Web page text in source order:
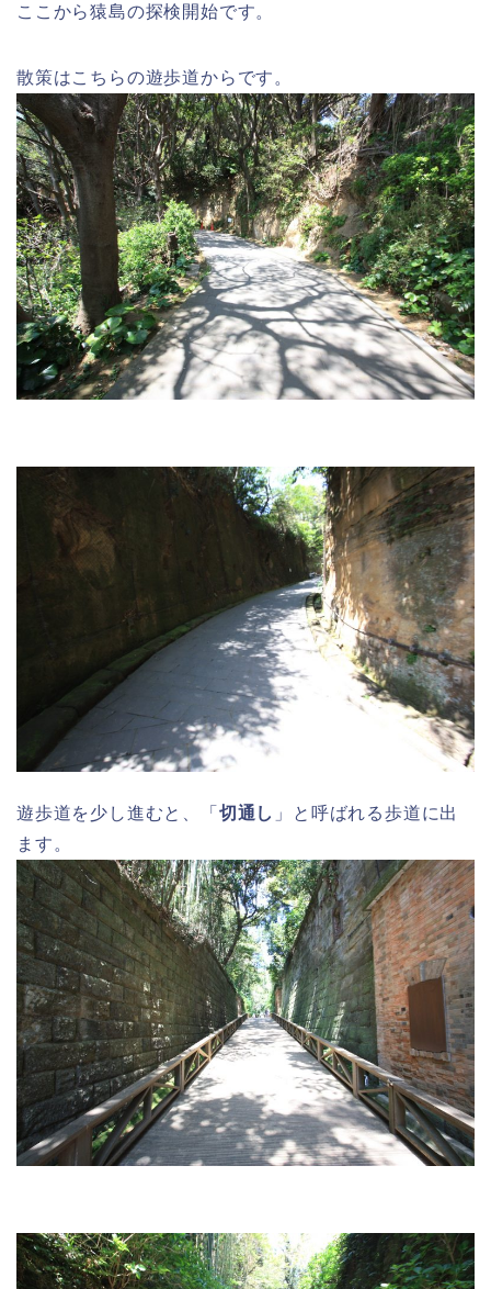
ここから猿島の探検開始です。
散策はこちらの遊歩道からです。
遊歩道を少し進むと、「 切通し 」と呼ばれる歩道に出
ます。